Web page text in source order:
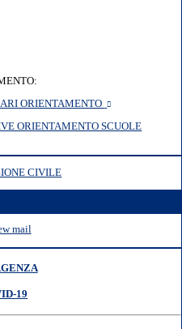
ORIENTAMENTO
ORIENTAMENTO SCUOLE
CIVILE
19